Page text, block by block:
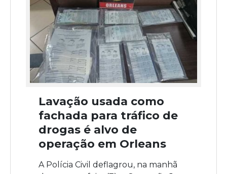
Lavação usada como
fachada para tráfico de
drogas é alvo de
operação em Orleans
A Polícia Civil deflagrou, na manhã